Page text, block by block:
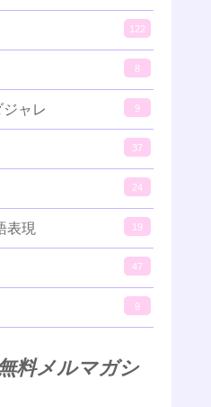
122
8
ャレ 9
37
24
表現 19
47
9
料メルマガシ